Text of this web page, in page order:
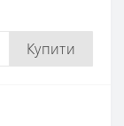
Купити